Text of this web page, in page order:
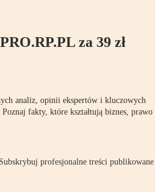
za 39 zł
analiz, opinii ekspertów i kluczowych
fakty, które kształtują biznes, prawo
profesjonalne treści publikowane